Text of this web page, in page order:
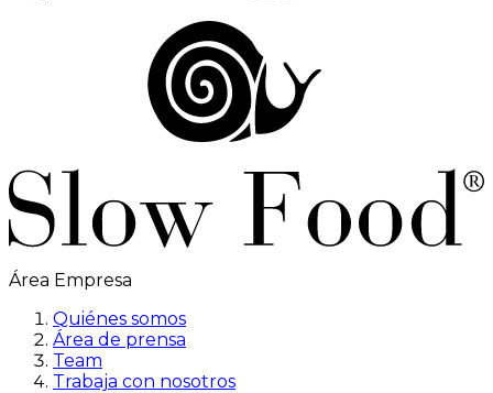
Área Empresa
Quiénes somos
Área de prensa
Team
Trabaja con nosotros